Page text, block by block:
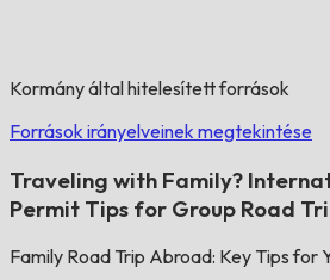
Kormány által hitelesített források
Források irányelveinek megtekintése
Traveling with Family?
Permit Tips for Group Road
Family Road Trip Abroad: Key Tips for